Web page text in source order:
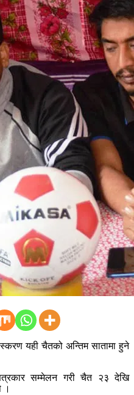
यही चैतको अन्तिम सातामा हुने
सम्मेलन गरी चैत २३ देखि
।